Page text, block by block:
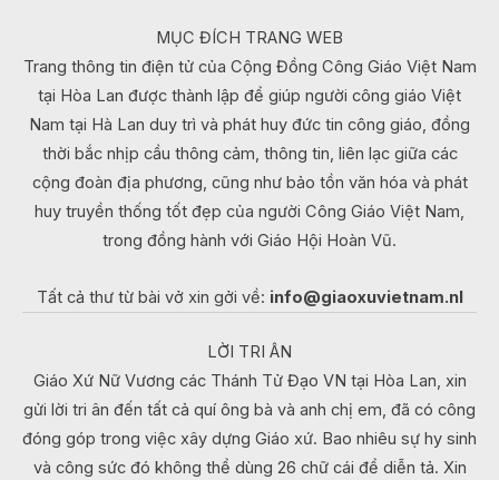
MỤC ĐÍCH TRANG WEB
Trang thông tin điện tử của Cộng Đồng Công Giáo Việt Nam
tại Hòa Lan được thành lập để giúp người công giáo Việt
Nam tại Hà Lan duy trì và phát huy đức tin công giáo, đồng
thời bắc nhịp cầu thông cảm, thông tin, liên lạc giữa các
cộng đoàn địa phương, cũng như bảo tồn văn hóa và phát
huy truyền thống tốt đẹp của người Công Giáo Việt Nam,
trong đồng hành với Giáo Hội Hoàn Vũ.
Tất cả thư từ bài vở xin gởi về: info@giaoxuvietnam.nl
LỜI TRI ÂN
Giáo Xứ Nữ Vương các Thánh Tử Đạo VN tại Hòa Lan, xin
gửi lời tri ân đến tất cả quí ông bà và anh chị em, đã có công
đóng góp trong việc xây dựng Giáo xứ. Bao nhiêu sự hy sinh
và công sức đó không thể dùng 26 chữ cái để diễn tả. Xin